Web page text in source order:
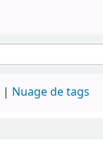
Nuage de tags